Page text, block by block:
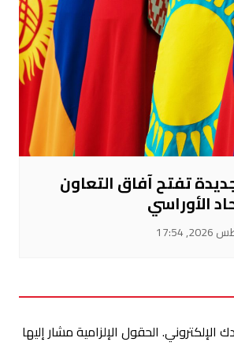
جديدة تفتح آفاق التعاون
الأوراسي
الإلكتروني. الحقول الإلزامية مشار إليها